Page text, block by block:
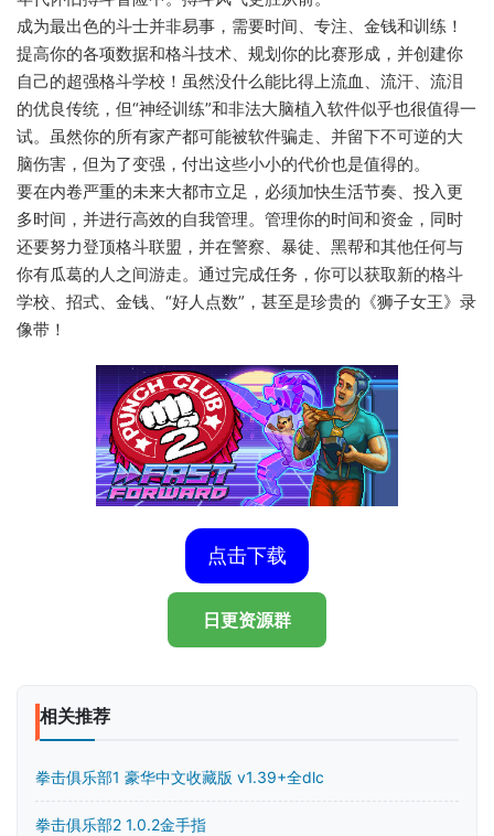
成为最出色的斗士并非易事，需要时间、专注、金钱和训练！
提高你的各项数据和格斗技术、规划你的比赛形成，并创建你
自己的超强格斗学校！虽然没什么能比得上流血、流汗、流泪
的优良传统，但“神经训练”和非法大脑植入软件似乎也很值得一
试。虽然你的所有家产都可能被软件骗走、并留下不可逆的大
脑伤害，但为了变强，付出这些小小的代价也是值得的。
要在内卷严重的未来大都市立足，必须加快生活节奏、投入更
多时间，并进行高效的自我管理。管理你的时间和资金，同时
还要努力登顶格斗联盟，并在警察、暴徒、黑帮和其他任何与
你有瓜葛的人之间游走。通过完成任务，你可以获取新的格斗
学校、招式、金钱、“好人点数”，甚至是珍贵的《狮子女王》录
像带！
点击下载
日更资源群
相关推荐
拳击俱乐部1 豪华中文收藏版 v1.39+全dlc
拳击俱乐部2 1.0.2金手指